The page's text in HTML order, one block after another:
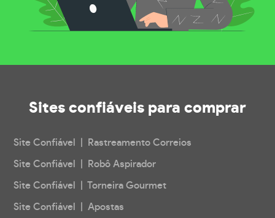
Sites confiáveis para comprar
Site Confiável | Rastreamento Correios
Site Confiável | Robô Aspirador
Site Confiável | Torneira Gourmet
Site Confiável | Apostas